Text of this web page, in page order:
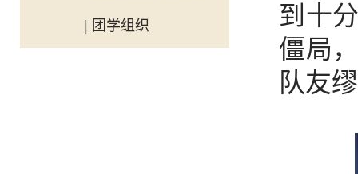
| 团学组织
到十
僵局
队友